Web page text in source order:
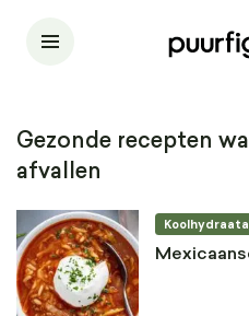
Gezonde recepten
afvallen